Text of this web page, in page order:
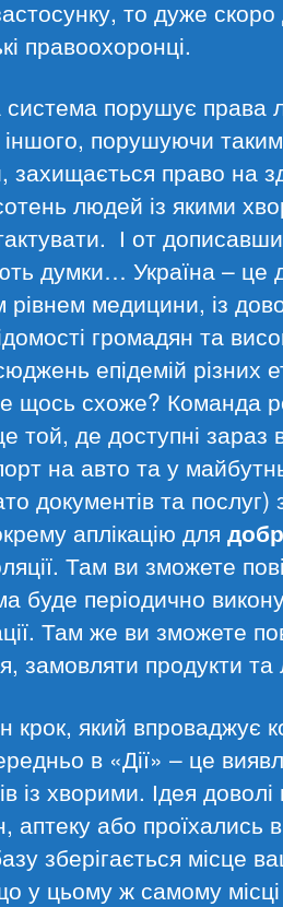
то дуже
правоохоронці.
система порушує права
порушуючи
право на
людей із якими
І от
думки… Україна – це
рівнем медицини, із
громадян та
епідемій різних
щось схоже? Команда
той, де доступні зараз
на авто та у
документів та послуг)
аплікацію для
Там ви зможете
буде періодично
Там же ви зможете
замовляти продукти та
крок, який впроваджує
в «Дії» – це
із хворими. Ідея
аптеку або проїхались
зберігається місце
у цьому ж самому